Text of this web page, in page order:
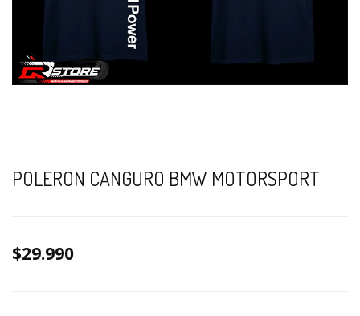
POLERON CANGURO BMW MOTORSPORT
$29.990